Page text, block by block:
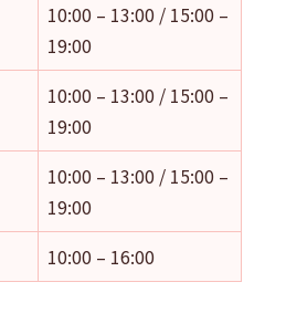
10:00 – 13:00 / 15:00 –
19:00
10:00 – 13:00 / 15:00 –
19:00
10:00 – 13:00 / 15:00 –
19:00
10:00 – 16:00